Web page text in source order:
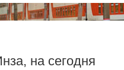
на сегодня